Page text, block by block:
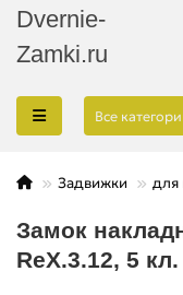
Все
Задвижки для
Замок
RеХ.3.12, 5 кл.